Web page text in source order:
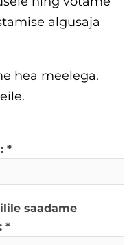
algusaja
hea meelega.
saadame